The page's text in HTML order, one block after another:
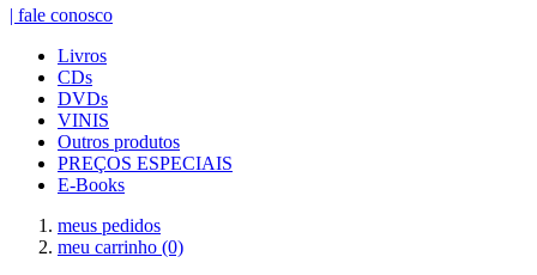
| fale conosco
Livros
CDs
DVDs
VINIS
Outros produtos
PREÇOS ESPECIAIS
E-Books
meus pedidos
meu carrinho (0)